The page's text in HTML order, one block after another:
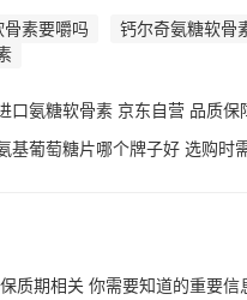
素要嚼吗 钙尔奇氨糖软骨
口氨糖软骨素 京东自营 品质保
基葡萄糖片哪个牌子好 选购时
质期相关 你需要知道的重要信